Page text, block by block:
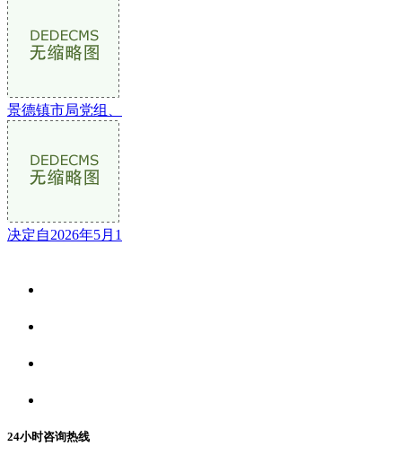
景德镇市局党组、
决定自2026年5月1
24小时咨询热线